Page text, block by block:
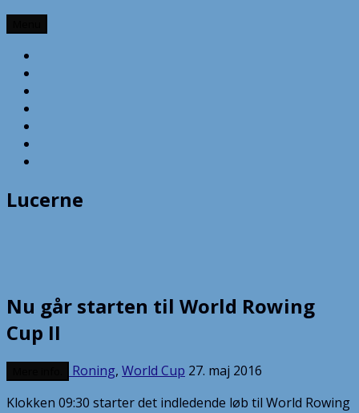
Lucerne
Nu går starten til World Rowing
Cup II
Roning, World Cup 27. maj 2016
Klokken 09:30 starter det indledende løb til World Rowing